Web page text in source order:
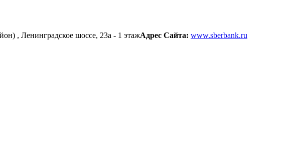
, Ленинградское шоссе, 23а - 1 этажАдрес Сайта: www.sberbank.ru